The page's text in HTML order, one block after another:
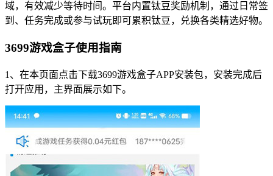
域，有效减少等待时间。平台内置钛豆奖励机制，通过日常签
到、任务完成或参与试玩即可累积钛豆，兑换各类精选好物。
3699游戏盒子使用指南
1、在本页面点击下载3699游戏盒子APP安装包，安装完成后
打开应用，主界面展示如下。